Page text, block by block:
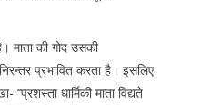
माता की गोद उसकी
प्रभावित करता है। इसलिए
धार्मिकी माता विद्यते